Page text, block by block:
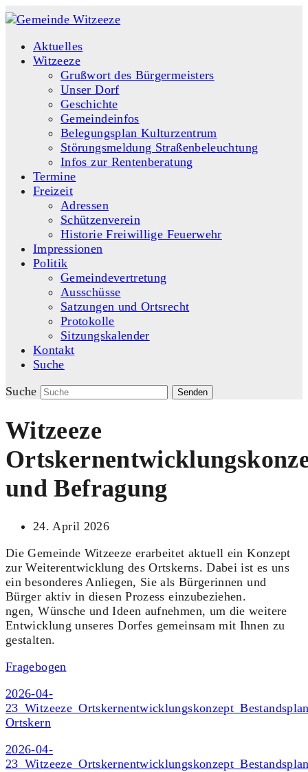
Aktuelles
Witzeeze
Grußwort des Bürgermeisters
Unser Dorf
Geschichte
Gemeindeinfos
Belegungsplan Kulturzentrum
Störungsmeldung Straßenbeleuchtung
Infos zur Rentenberatung
Termine
Freizeit
Adressen
Schützenverein
Historie Freiwillige Feuerwehr
Impressionen
Politik
Gemeindevertretung
Ausschüsse
Satzungen und Ortsrecht
Protokolle
Sitzungskalender
Kontakt
Suche
Suche
Senden
Witzeeze
und Befragung
24. April 2026
Die Gemeinde Witzeeze erarbeitet aktuell ein Konzept
zur Weiterentwicklung des Ortskerns. Dabei ist es uns
ein besonderes Anliegen, Sie als Bürgerinnen und
Bürger aktiv in diesen Prozess einzubeziehen.
ngen, Wünsche und Ideen aufnehmen, um die weitere
Entwicklung unseres Dorfes gemeinsam mit Ihnen zu
gestalten.
Fragebogen
2026-04-
Ortskern
2026-04-